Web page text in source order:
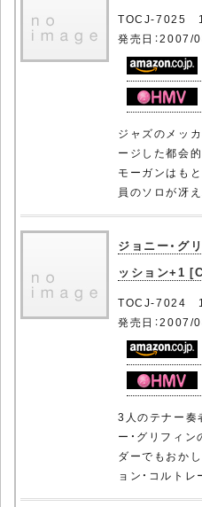
TOCJ-7025
発売日：2007/
ジャズのメッ
ージした都会
モーガンはも
員のソロが冴
ジョニー・グ
ッション+1
TOCJ-7024
発売日：2007/
3人のテナー奏
ー・グリフィ
ダーでもおか
ョン・コルト